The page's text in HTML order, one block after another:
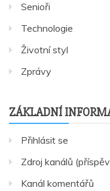
Senioři
Technologie
Životní styl
Zprávy
ZÁKLADNÍ
Přihlásit se
Zdroj kanálů
Kanál komentářů